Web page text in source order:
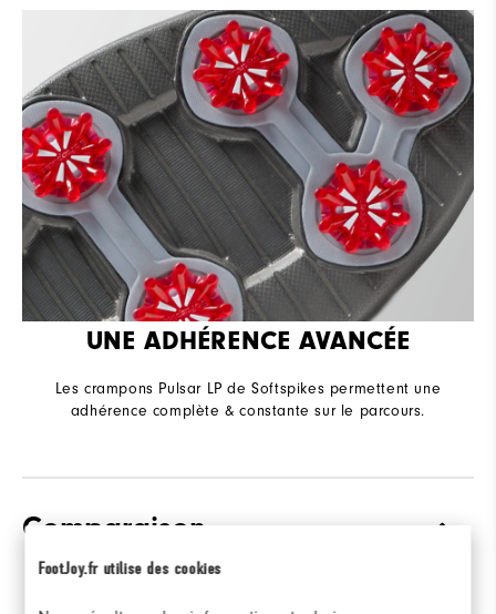
FootJoy.fr utilise des cookies
UNE ADHÉRENCE AVANCÉE
Les crampons Pulsar LP de Softspikes permettent une
adhérence complète & constante sur le parcours.
Comparaison